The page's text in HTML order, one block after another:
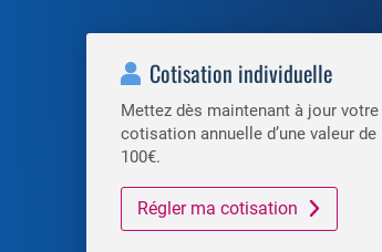
Cotisation individuelle
Mettez dès maintenant à jour votre
cotisation annuelle d’une valeur de
100€.
Régler ma cotisation